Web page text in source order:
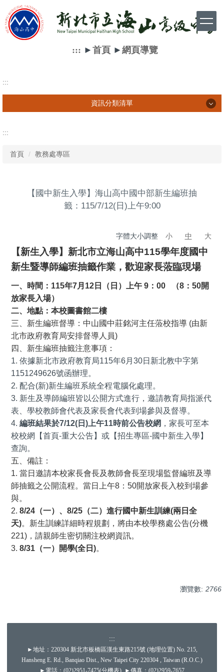
到
主
::: ► 首頁► 網頁導覽
:::
資訊分類清單
學生相關訊息
:::
首頁 教務處專區
【國中新生入學】海山高中國中部新生編班抽
籤：115/7/12(日)上午9:00
字體大小調整 小 中 大
【新生入學】新北市立海山高中115學年度國中
新生暨導師編班抽籤作業，歡迎家長蒞臨現場
一、時間：115年7月12日（日）上午 9：00 （8：50開
放家長入場）
二、地點：本校圖書館二樓
三、新生編班督導：中山國中莊銘河主任蒞校指導 (由新
北市政府教育局安排督導人員)
四、新生編班抽籤注意事項：
1. 依據新北市政府教育局115年6月30日新北教中字第
1151249626號函辦理。
2. 配合(新)新生編班系統全程電腦化處理。
3. 新生及導師編班皆以公開方式進行，邀請教育局指派代
表、學校教師會代表及家長會代表到場參與及督導。
4. 編班結果於7/12(日)上午11時前公告校網 ， 家長可至本
校校網【首頁-重大公告】或【招生專區-國中新生入學】
查詢。
五、備註：
1. 當日邀請本校家長會長及教師會長至現場監督編班及導
師抽籤之公開流程。當日上午8：50開放家長入校到場參
與。
2. 8/24 （一）、8/25（二）進行國中新生訓練(兩日全
天)。 新生訓練詳細時程規劃，將由本校學務處公告(分機
221)，請親師生密切關注校網資訊。
3. 8/31 （一）開學(全日)。
瀏覽數: 2766
:::
►地址：220304 新北市板橋區漢生東路215號 (地理位置) No. 215,
Hansheng E. Rd., Banqiao Dist., New Taipei City 220304 , Taiwan (R.O.C.)
►電話：(02)2951-7475(分機表) ►傳真：(02)2959-7657